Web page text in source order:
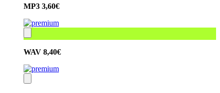
MP3 3,60€
WAV 8,40€